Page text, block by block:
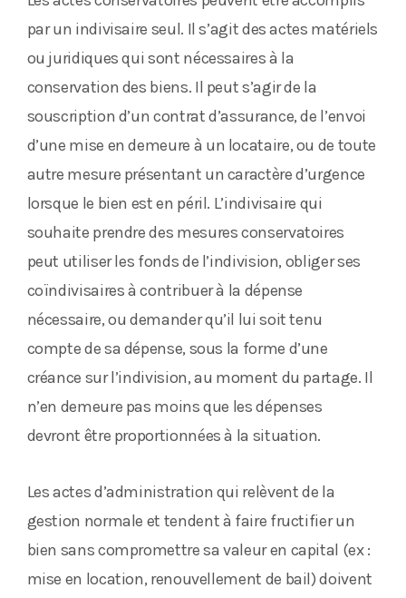
par un indivisaire seul. Il s’agit des actes matériels
ou juridiques qui sont nécessaires à la
conservation des biens. Il peut s’agir de la
souscription d’un contrat d’assurance, de l’envoi
d’une mise en demeure à un locataire, ou de toute
autre mesure présentant un caractère d’urgence
lorsque le bien est en péril. L’indivisaire qui
souhaite prendre des mesures conservatoires
peut utiliser les fonds de l’indivision, obliger ses
coïndivisaires à contribuer à la dépense
nécessaire, ou demander qu’il lui soit tenu
compte de sa dépense, sous la forme d’une
créance sur l’indivision, au moment du partage. Il
n’en demeure pas moins que les dépenses
devront être proportionnées à la situation.
Les actes d’administration qui relèvent de la
gestion normale et tendent à faire fructifier un
bien sans compromettre sa valeur en capital (ex :
mise en location, renouvellement de bail) doivent